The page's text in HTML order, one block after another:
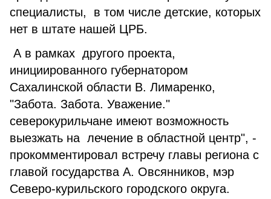
специалисты, в том числе детские, которых
нет в штате нашей ЦРБ.
А в рамках другого проекта,
инициированного губернатором
Сахалинской области В. Лимаренко,
"Забота. Забота. Уважение."
северокурильчане имеют возможность
выезжать на лечение в областной центр", -
прокомментировал встречу главы региона с
главой государства А. Овсянников, мэр
Северо-курильского городского округа.